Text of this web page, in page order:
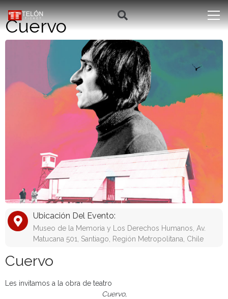
Cuervo
Ubicación Del Evento:
Museo de la Memoria y Los Derechos Humanos, Av.
Matucana 501, Santiago, Región Metropolitana, Chile
Cuervo
Les invitamos a la obra de teatro
Cuervo,